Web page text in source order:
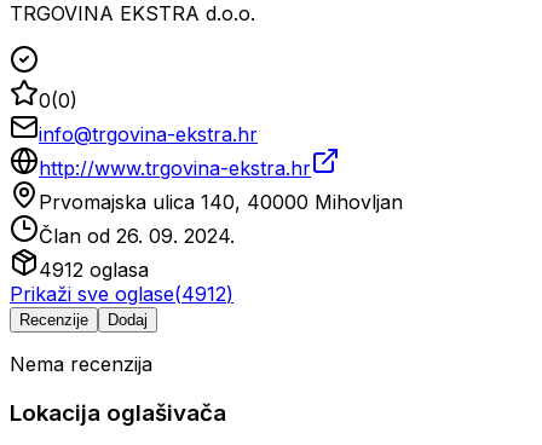
TRGOVINA EKSTRA d.o.o.
0(0)
info@trgovina-ekstra.hr
http://www.trgovina-ekstra.hr
Prvomajska ulica 140, 40000 Mihovljan
Član od 26. 09. 2024.
4912 oglasa
Prikaži sve oglase(4912)
Recenzije Dodaj
Nema recenzija
Lokacija oglašivača